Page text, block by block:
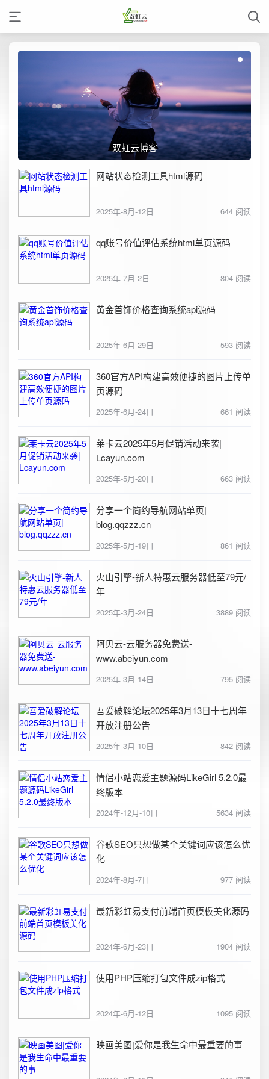
双虹云博客
网站状态检测工具html源码
2025年-8月-12日 644 阅读
qq账号价值评估系统html单页源码
2025年-7月-2日 804 阅读
黄金首饰价格查询系统api源码
2025年-6月-29日 593 阅读
360官方API构建高效便捷的图片上传单
页源码
2025年-6月-24日 661 阅读
莱卡云2025年5月促销活动来袭|
Lcayun.com
2025年-5月-20日 663 阅读
分享一个简约导航网站单页|
blog.qqzzz.cn
2025年-5月-19日 861 阅读
火山引擎-新人特惠云服务器低至79元/
年
2025年-3月-24日 3889 阅读
阿贝云-云服务器免费送-
www.abeiyun.com
2025年-3月-14日 795 阅读
吾爱破解论坛2025年3月13日十七周年
开放注册公告
2025年-3月-10日 842 阅读
情侣小站恋爱主题源码LikeGirl 5.2.0最
终版本
2024年-12月-10日 5634 阅读
谷歌SEO只想做某个关键词应该怎么优
化
2024年-8月-7日 977 阅读
最新彩虹易支付前端首页模板美化源码
2024年-6月-23日 1904 阅读
使用PHP压缩打包文件成zip格式
2024年-6月-12日 1095 阅读
映画美图|爱你是我生命中最重要的事